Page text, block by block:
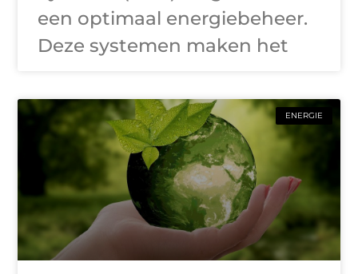
een optimaal energiebeheer.
Deze systemen maken het
ENERGIE